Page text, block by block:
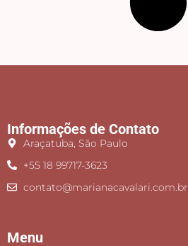
Informações de Contato
Araçatuba, São Paulo
+55 18 99717-3623
contato@marianacavalari.com.br
Menu